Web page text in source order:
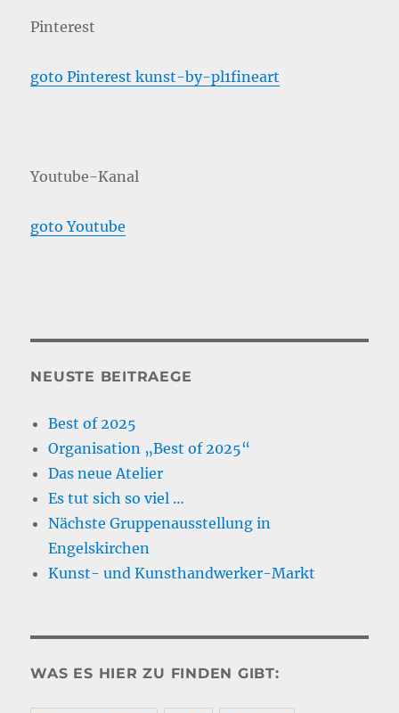
Pinterest
goto Pinterest kunst-by-pl1fineart
Youtube-Kanal
goto Youtube
NEUSTE BEITRAEGE
Best of 2025
Organisation „Best of 2025“
Das neue Atelier
Es tut sich so viel …
Nächste Gruppenausstellung in
Engelskirchen
Kunst- und Kunsthandwerker-Markt
WAS ES HIER ZU FINDEN GIBT: